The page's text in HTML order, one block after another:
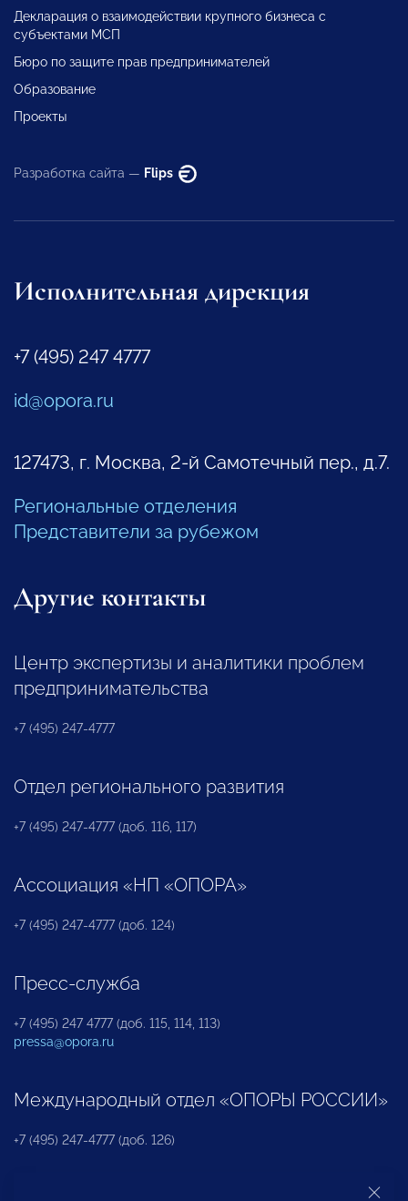
Декларация о взаимодействии крупного бизнеса с
субъектами МСП
Бюро по защите прав предпринимателей
Образование
Проекты
Разработка сайта — Flips
Исполнительная дирекция
+7 (495) 247 4777
id@opora.ru
127473, г. Москва, 2-й Самотечный пер., д.7.
Региональные отделения
Представители за рубежом
Другие контакты
Центр экспертизы и аналитики проблем
предпринимательства
+7 (495) 247-4777
Отдел регионального развития
+7 (495) 247-4777 (доб. 116, 117)
Ассоциация «НП «ОПОРА»
+7 (495) 247-4777 (доб. 124)
Пресс-служба
+7 (495) 247 4777 (доб. 115, 114, 113)
pressa@opora.ru
Международный отдел «ОПОРЫ РОССИИ»
+7 (495) 247-4777 (доб. 126)